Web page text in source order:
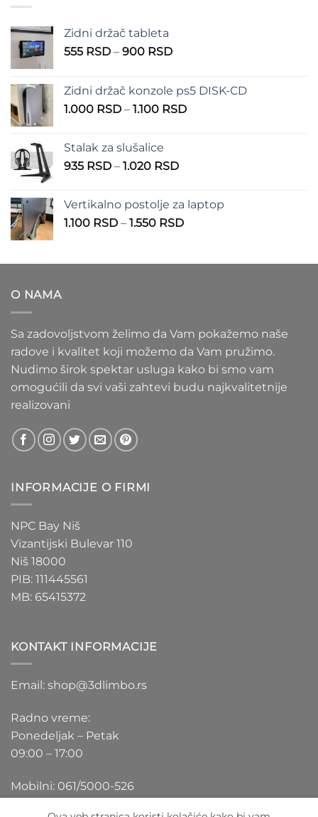
Zidni držač tableta
555 RSD – 900 RSDRaspon
555 RSD
do
Zidni držač konzole ps5 DISK-CD
1.000 RSD – 1.100 RSDRaspon
Stalak za slušalice
935 RSD – 1.020 RSDRaspon
935 RSD
do
Vertikalno postolje za laptop
1.100 RSD – 1.550 RSDRaspon
1.100 RSD
O NAMA
Sa zadovoljstvom želimo da Vam pokažemo naše
radove i kvalitet koji možemo da Vam pružimo.
Nudimo širok spektar usluga kako bi smo vam
omogućili da svi vaši zahtevi budu najkvalitetnije
realizovani
INFORMACIJE O FIRMI
NPC Bay Niš
Vizantijski Bulevar 110
Niš 18000
PIB: 111445561
MB: 65415372
KONTAKT INFORMACIJE
Email: shop@3dlimbo.rs
Radno vreme:
Ponedeljak – Petak
09:00 – 17:00
Mobilni: 061/5000-526